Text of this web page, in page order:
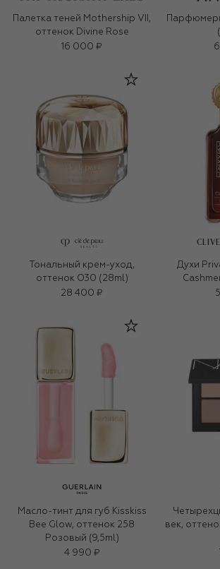
Палетка теней Mothership VII,
оттенок Divine Rose
16 000 ₽
Тональный крем-уход,
оттенок O30 (28ml)
28 400 ₽
Духи
Масло-тинт для губ Kisskiss
Bee Glow, оттенок 258
Розовый (9,5ml)
4 990 ₽
век,